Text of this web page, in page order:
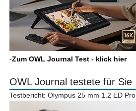
-Zum OWL Journal Test - klick hier
OWL Journal testete für Sie
Testbericht: Olympus 25 mm 1.2 ED Pro